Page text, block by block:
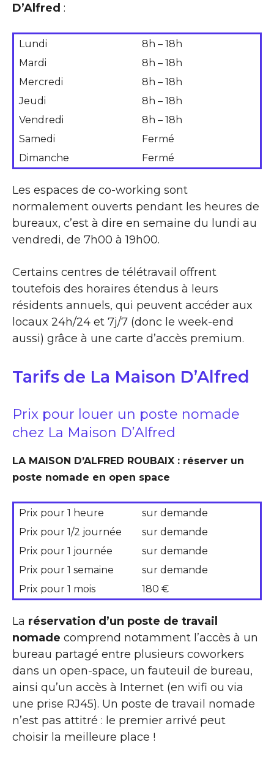
D’Alfred :
Lundi
8h – 18h
Mardi
8h – 18h
Mercredi
8h – 18h
Jeudi
8h – 18h
Vendredi
8h – 18h
Samedi
Fermé
Dimanche
Fermé
Les espaces de co-working sont
normalement ouverts pendant les heures de
bureaux, c’est à dire en semaine du lundi au
vendredi, de 7h00 à 19h00.
Certains centres de télétravail offrent
toutefois des horaires étendus à leurs
résidents annuels, qui peuvent accéder aux
locaux 24h/24 et 7j/7 (donc le week-end
aussi) grâce à une carte d’accès premium.
Tarifs de La Maison D’Alfred
Prix pour louer un poste nomade
chez La Maison D’Alfred
LA MAISON D’ALFRED ROUBAIX : réserver un
poste nomade en open space
Prix pour 1 heure
sur demande
Prix pour 1/2 journée
sur demande
Prix pour 1 journée
sur demande
Prix pour 1 semaine
sur demande
Prix pour 1 mois
180 €
La réservation d’un poste de travail
nomade comprend notamment l’accès à un
bureau partagé entre plusieurs coworkers
dans un open-space, un fauteuil de bureau,
ainsi qu’un accès à Internet (en wifi ou via
une prise RJ45). Un poste de travail nomade
n’est pas attitré : le premier arrivé peut
choisir la meilleure place !